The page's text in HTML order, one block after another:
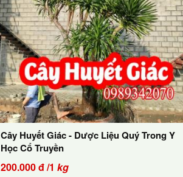
Cây Huyết Giác - Dược Liệu Quý Trong Y
Học Cổ Truyền
200.000đ/1 kg